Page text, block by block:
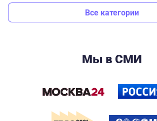
Все категории
Мы в СМИ